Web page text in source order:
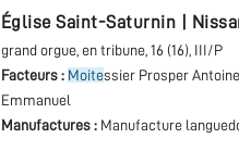
église Saint-Saturnin
grand orgue, en tribune, 16 (16), III/P
Facteurs : Moitessier Prosper
Emmanuel
Manufactures : Manufacture